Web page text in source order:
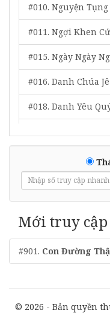
#010. Nguyện
#011. Ngợi Khen
#015. Ngày Ngày
#016. Danh Chúa
#018. Danh Yêu
#020. Ngợi Khen
#021. Cứu Chúa
#022. Ta Bước Lên
#023. Tôn Vinh
#026. Chúc Cho
#033. Dương
Mới truy cập
#901. Con Đường
© 2026 - Bản quyền